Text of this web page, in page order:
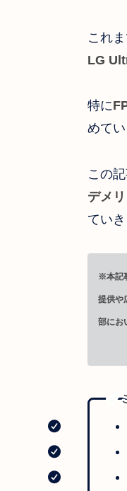
これ
LG
特に
めてい
この記
デメ
ていき
※本記
提供や
部にお